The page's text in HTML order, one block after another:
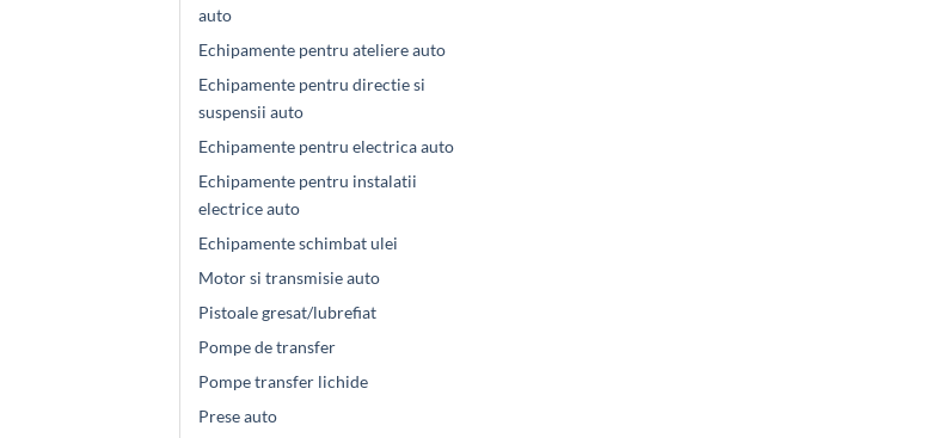
auto
Echipamente pentru ateliere auto
Echipamente pentru directie si
suspensii auto
Echipamente pentru electrica auto
Echipamente pentru instalatii
electrice auto
Echipamente schimbat ulei
Motor si transmisie auto
Pistoale gresat/lubrefiat
Pompe de transfer
Pompe transfer lichide
Prese auto